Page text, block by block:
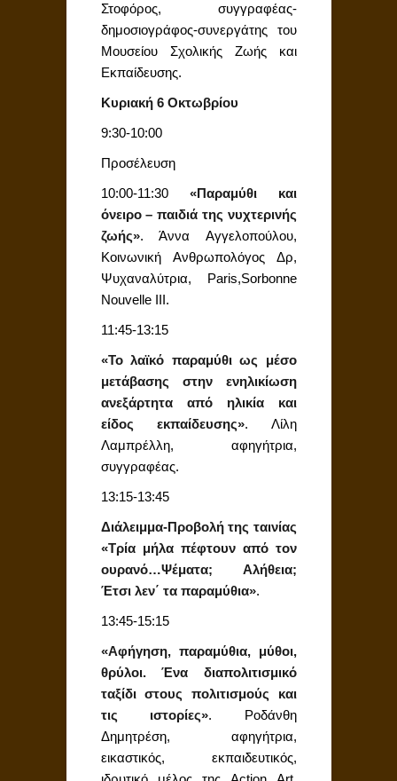
Στοφόρος, συγγραφέας-
δημοσιογράφος-συνεργάτης του
Μουσείου Σχολικής Ζωής και
Εκπαίδευσης.
Κυριακή 6 Οκτωβρίου
9:30-10:00
Προσέλευση
10:00-11:30 «Παραμύθι και
όνειρο – παιδιά της νυχτερινής
ζωής». Άννα Αγγελοπούλου,
Κοινωνική Ανθρωπολόγος Δρ,
Ψυχαναλύτρια, Paris,Sorbonne
Nouvelle III.
11:45-13:15
«Το λαϊκό παραμύθι ως μέσο
μετάβασης στην ενηλικίωση
ανεξάρτητα από ηλικία και
είδος εκπαίδευσης». Λίλη
Λαμπρέλλη, αφηγήτρια,
συγγραφέας.
13:15-13:45
Διάλειμμα-Προβολή της ταινίας
«Τρία μήλα πέφτουν από τον
ουρανό…Ψέματα; Αλήθεια;
Έτσι λεν΄ τα παραμύθια».
13:45-15:15
«Aφήγηση, παραμύθια, μύθοι,
θρύλοι. Ένα διαπολιτισμικό
ταξίδι στους πολιτισμούς και
τις ιστορίες». Ροδάνθη
Δημητρέση, αφηγήτρια,
εικαστικός, εκπαιδευτικός,